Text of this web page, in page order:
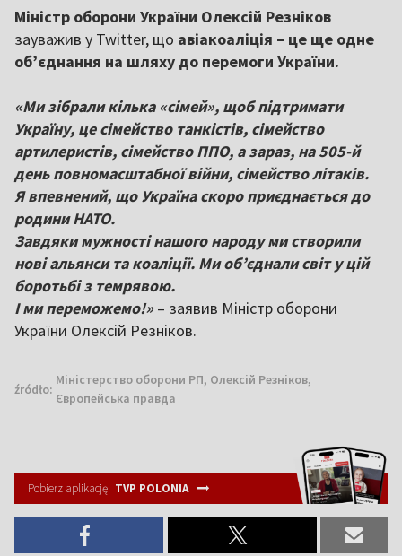
Міністр оборони України Олексій Резніков
зауважив у Twitter, що авіакоаліція – це ще одне
об’єднання на шляху до перемоги України.
«Ми зібрали кілька «сімей», щоб підтримати
Україну, це сімейство танкістів, сімейство
артилеристів, сімейство ППО, а зараз, на 505-й
день повномасштабної війни, сімейство літаків.
Я впевнений, що Україна скоро приєднається до
родини НАТО.
Завдяки мужності нашого народу ми створили
нові альянси та коаліції. Ми об’єднали світ у цій
боротьбі з темрявою.
І ми переможемо!» – заявив Міністр оборони
України Олексій Резніков.
źródło:
Міністерство оборони РП, Олексій Резніков,
Європейська правда
Pobierz aplikację TVP POLONIA